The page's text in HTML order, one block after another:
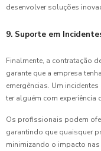
desenvolver soluções
9. Suporte em
Finalmente, a contratação
garante que a empresa
emergências. Um
ter alguém com
Os profissionais podem
garantindo que quaisquer
minimizando o impacto